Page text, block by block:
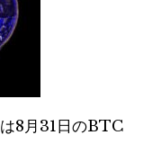
8月31日のBTC